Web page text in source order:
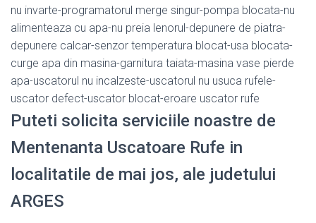
nu invarte-programatorul merge singur-pompa blocata-nu
alimenteaza cu apa-nu preia lenorul-depunere de piatra-
depunere calcar-senzor temperatura blocat-usa blocata-
curge apa din masina-garnitura taiata-masina vase pierde
apa-uscatorul nu incalzeste-uscatorul nu usuca rufele-
uscator defect-uscator blocat-eroare uscator rufe
Puteti solicita serviciile noastre de
Mentenanta Uscatoare Rufe in
localitatile de mai jos, ale judetului
ARGES